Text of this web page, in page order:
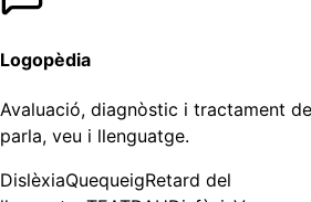
Logopèdia
Avaluació, diagnòstic i tractament
parla, veu i llenguatge.
DislèxiaQuequeigRetard del